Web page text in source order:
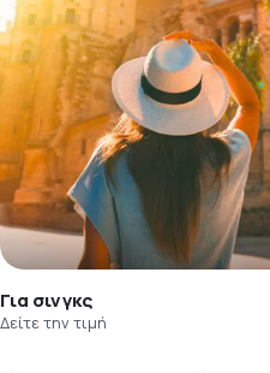
Για σινγκς
Δείτε την τιμή